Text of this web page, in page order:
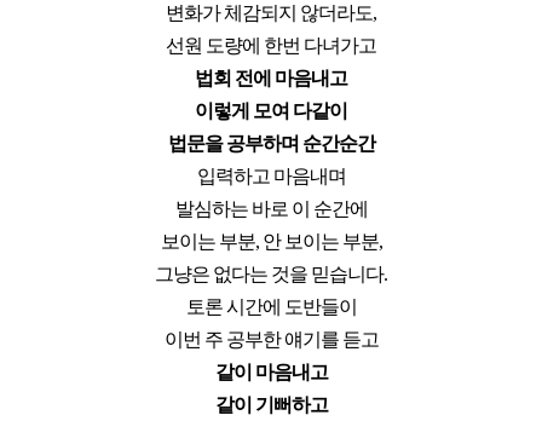
변화가 체감되지 않더라도,
선원 도량에 한번 다녀가고
법회 전에 마음내고
이렇게 모여 다같이
법문을 공부하며 순간순간
입력하고 마음내며
발심하는 바로 이 순간에
보이는 부분, 안 보이는 부분,
그냥은 없다는 것을 믿습니다.
토론 시간에 도반들이
이번 주 공부한 얘기를 듣고
같이 마음내고
같이 기뻐하고